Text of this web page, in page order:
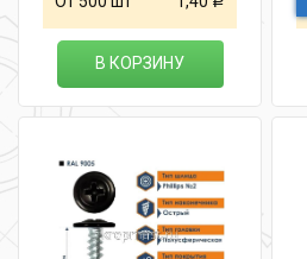
В КОРЗИНУ